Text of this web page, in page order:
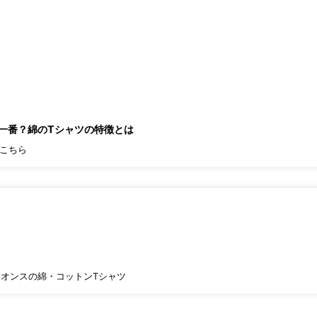
番？綿のTシャツの特徴とは
ちら
ンスの綿・コットンTシャツ